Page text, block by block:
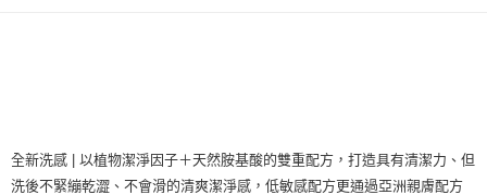
全新洗感 | 以植物潔淨因子＋天然胺基酸的雙重配方，打造具有清潔力、但
洗後不緊繃乾澀、不會滑的清爽潔淨感，低敏感配方更通過亞洲親膚配方